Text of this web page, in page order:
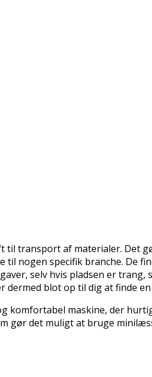
transport af materialer. Det
nogen specifik branche. De
selv hvis pladsen er
blot op til dig at finde
komfortabel maskine, der
gør det muligt at bruge